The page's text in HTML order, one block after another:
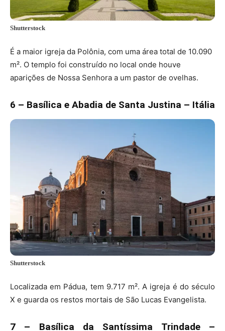
Shutterstock
É a maior igreja da Polônia, com uma área total de 10.090
m². O templo foi construído no local onde houve
aparições de Nossa Senhora a um pastor de ovelhas.
6 – Basílica e Abadia de Santa Justina – Itália
Shutterstock
Localizada em Pádua, tem 9.717 m². A igreja é do século
X e guarda os restos mortais de São Lucas Evangelista.
7 – Basílica da Santíssima Trindade –